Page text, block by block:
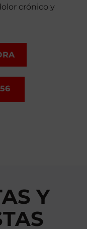
crónico y
Y